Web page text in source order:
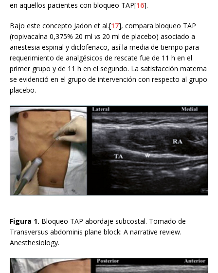
en aquellos pacientes con bloqueo TAP[16].
Bajo este concepto Jadon et al.[17], compara bloqueo TAP
(ropivacaína 0,375% 20 ml vs 20 ml de placebo) asociado a
anestesia espinal y diclofenaco, así la media de tiempo para
requerimiento de analgésicos de rescate fue de 11 h en el
primer grupo y de 11 h en el segundo. La satisfacción materna
se evidenció en el grupo de intervención con respecto al grupo
placebo.
Figura 1. Bloqueo TAP abordaje subcostal. Tomado de
Transversus abdominis plane block: A narrative review.
Anesthesiology.